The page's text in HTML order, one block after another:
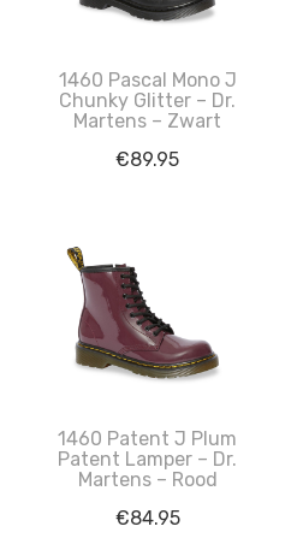
1460 Pascal Mono J
Chunky Glitter – Dr.
Martens – Zwart
€89.95
1460 Patent J Plum
Patent Lamper – Dr.
Martens – Rood
€84.95